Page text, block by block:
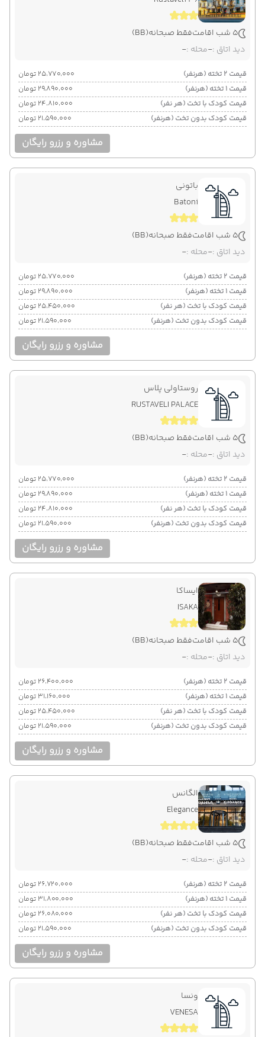
5 شب اقامت فقط صبحانه(BB)
دید اتاق :-محله :-
قیمت 2 تخته (هرنفر)
۲۵٬۷۷۰٬۰۰۰ تومان
قیمت 1 تخته (هرنفر)
۲۹٬۸۹۰٬۰۰۰ تومان
قیمت کودک با تخت (هر نفر)
۲۴٬۸۱۰٬۰۰۰ تومان
قیمت کودک بدون تخت (هرنفر)
۲۱٬۵۹۰٬۰۰۰ تومان
مشاوره و رزرو رایگان
باتونی
Batoni
5 شب اقامت فقط صبحانه(BB)
دید اتاق :-محله :-
قیمت 2 تخته (هرنفر)
۲۵٬۷۷۰٬۰۰۰ تومان
قیمت 1 تخته (هرنفر)
۲۹٬۸۹۰٬۰۰۰ تومان
قیمت کودک با تخت (هر نفر)
۲۵٬۴۵۰٬۰۰۰ تومان
قیمت کودک بدون تخت (هرنفر)
۲۱٬۵۹۰٬۰۰۰ تومان
مشاوره و رزرو رایگان
روستاولی پلاس
RUSTAVELI PALACE
5 شب اقامت فقط صبحانه(BB)
دید اتاق :-محله :-
قیمت 2 تخته (هرنفر)
۲۵٬۷۷۰٬۰۰۰ تومان
قیمت 1 تخته (هرنفر)
۲۹٬۸۹۰٬۰۰۰ تومان
قیمت کودک با تخت (هر نفر)
۲۴٬۸۱۰٬۰۰۰ تومان
قیمت کودک بدون تخت (هرنفر)
۲۱٬۵۹۰٬۰۰۰ تومان
مشاوره و رزرو رایگان
ایساکا
ISAKA
5 شب اقامت فقط صبحانه(BB)
دید اتاق :-محله :-
قیمت 2 تخته (هرنفر)
۲۶٬۴۰۰٬۰۰۰ تومان
قیمت 1 تخته (هرنفر)
۳۱٬۱۶۰٬۰۰۰ تومان
قیمت کودک با تخت (هر نفر)
۲۵٬۴۵۰٬۰۰۰ تومان
قیمت کودک بدون تخت (هرنفر)
۲۱٬۵۹۰٬۰۰۰ تومان
مشاوره و رزرو رایگان
الگانس
Elegance
5 شب اقامت فقط صبحانه(BB)
دید اتاق :-محله :-
قیمت 2 تخته (هرنفر)
۲۶٬۷۲۰٬۰۰۰ تومان
قیمت 1 تخته (هرنفر)
۳۱٬۸۰۰٬۰۰۰ تومان
قیمت کودک با تخت (هر نفر)
۲۶٬۰۸۰٬۰۰۰ تومان
قیمت کودک بدون تخت (هرنفر)
۲۱٬۵۹۰٬۰۰۰ تومان
مشاوره و رزرو رایگان
ونسا
VENESA